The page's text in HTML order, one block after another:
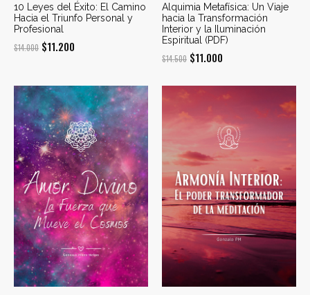
10 Leyes del Éxito: El Camino
Hacia el Triunfo Personal y
Profesional
$14.000 El
era:
$14.000.
$11.200
es:
$11.200.
Alquimia Metafísica: Un Viaje
hacia la Transformación
Interior y la Iluminación
Espiritual (PDF)
$14.500 El
original
$14.500.
$11.000
actual
$11.000.